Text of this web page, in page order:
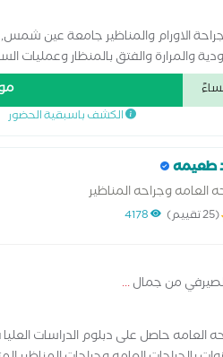
الاورام والمناظير جامعة عين
والمرارة والفتق بالمنظار
الكشف باسبقية الحضور
طعيمه
العامه وجراحه المناظير
(25 تقييم) 4178
من جمال...
العامه حاصل على دبلوم الدراسات